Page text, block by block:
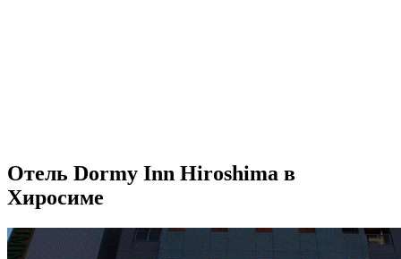
Отель Dormy Inn Hiroshima в
Хиросиме